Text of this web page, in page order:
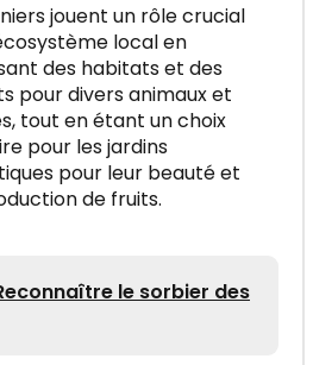
jouent un rôle crucial
local en
des habitats et des
pour divers animaux et
tout en étant un choix
pour les jardins
pour leur beauté et
de fruits.
le sorbier des